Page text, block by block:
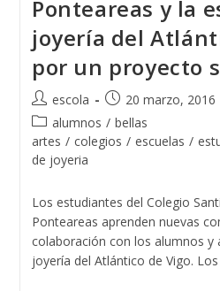
Ponteareas y la
joyería del
por un proyecto
Autor
de
la
entrada:
escola
Publicación
de
la
entrada:
20 marzo, 2016
Categoría
de
la
alumnos / bellas
artes / colegios / escuelas /
de joyeria
Los estudiantes del Colegio
Ponteareas aprenden nuevas
colaboración con los alumnos y
joyería del Atlántico de Vigo.